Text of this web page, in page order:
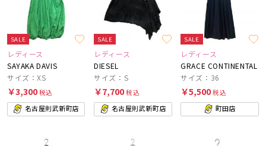
SALE
レディース
SAYAKA DAVIS
サイズ：XS
￥3,300税込
名古屋則武新町店
SALE
レディース
DIESEL
サイズ：S
￥7,700税込
名古屋則武新町店
SALE
レディース
GRACE CONTINENTAL
サイズ：36
￥5,500税込
町田店